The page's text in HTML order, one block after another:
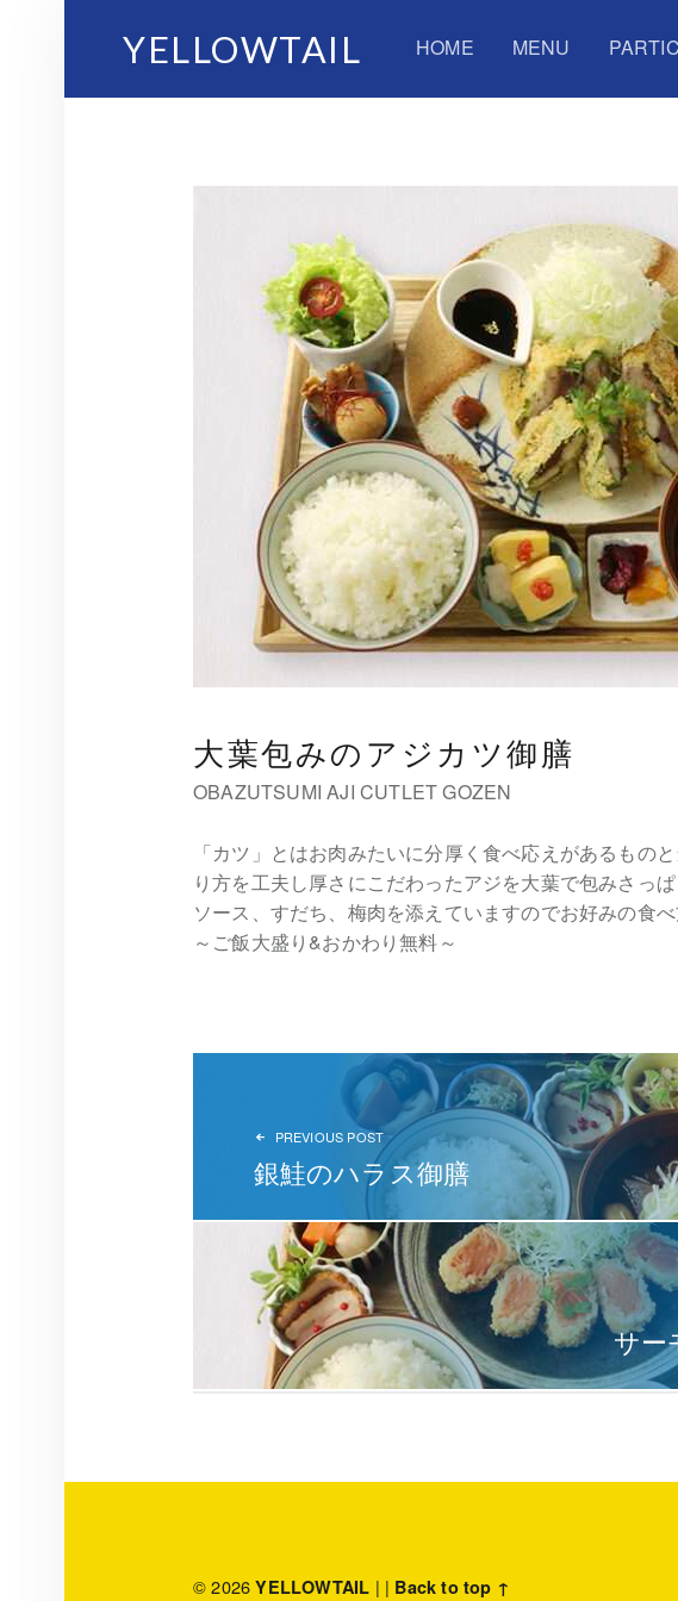
YELLOWTAIL HOME MENU
大葉包みのアジカツ御膳
OBAZUTSUMI AJI CUTLET GOZEN
「カツ」とはお肉みたいに分厚く食べ応えがあるもの
り方を工夫し厚さにこだわったアジを大葉で包みさっ
ソース、すだち、梅肉を添えていますのでお好みの食べ
～ご飯大盛り&おかわり無料～
投稿ナビゲーション
PREVIOUS POST
銀鮭のハラス御膳
サー
© 2026YELLOWTAIL | | Back to top ↑